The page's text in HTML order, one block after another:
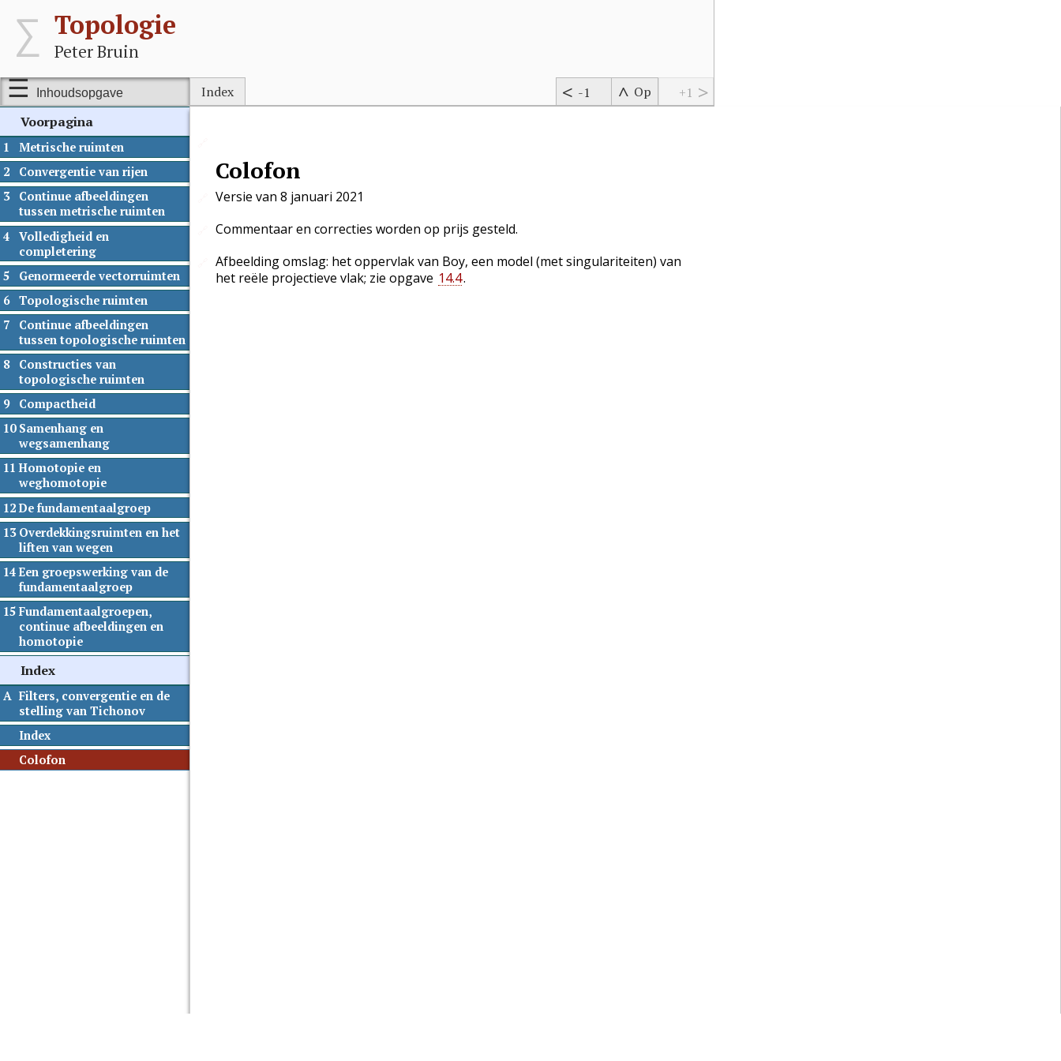
Topologie
Peter Bruin
Inhoudsopgave Index -1 Op
+1
Voorpagina
1
Metrische ruimten
2
Convergentie van rijen
3
Continue afbeeldingen
tussen metrische ruimten
4
Volledigheid en
completering
5
Genormeerde vectorruimten
6
Topologische ruimten
7
Continue afbeeldingen
tussen topologische ruimten
8
Constructies van
topologische ruimten
9
Compactheid
10 Samenhang en
wegsamenhang
11 Homotopie en
weghomotopie
12De fundamentaalgroep
13 Overdekkingsruimten en het
liften van wegen
14Een groepswerking van de
fundamentaalgroep
15 Fundamentaalgroepen,
continue afbeeldingen en
homotopie
Index
A Filters, convergentie en de
stelling van Tichonov
Index
Colofon
Colofon
Versie van 8 januari 2021
Commentaar en correcties worden op prijs gesteld.
Afbeelding omslag: het oppervlak van Boy, een model (met singulariteiten) van
het reële projectieve vlak; zie opgave 14.4.